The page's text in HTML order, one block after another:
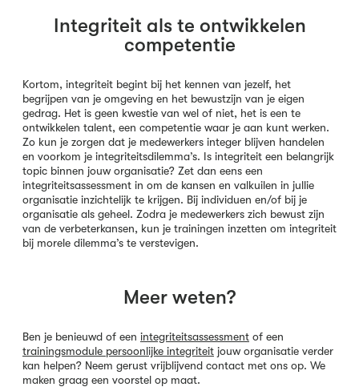
Integriteit als te ontwikkelen
competentie
Kortom, integriteit begint bij het kennen van jezelf, het
begrijpen van je omgeving en het bewustzijn van je eigen
gedrag. Het is geen kwestie van wel of niet, het is een te
ontwikkelen talent, een competentie waar je aan kunt werken.
Zo kun je zorgen dat je medewerkers integer blijven handelen
en voorkom je integriteitsdilemma’s. Is integriteit een belangrijk
topic binnen jouw organisatie? Zet dan eens een
integriteitsassessment in om de kansen en valkuilen in jullie
organisatie inzichtelijk te krijgen. Bij individuen en/of bij je
organisatie als geheel. Zodra je medewerkers zich bewust zijn
van de verbeterkansen, kun je trainingen inzetten om integriteit
bij morele dilemma’s te verstevigen.
Meer weten?
Ben je benieuwd of een integriteitsassessment of een
trainingsmodule persoonlijke integriteit jouw organisatie verder
kan helpen? Neem gerust vrijblijvend contact met ons op. We
maken graag een voorstel op maat.